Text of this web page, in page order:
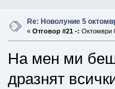
Re: Новолуние 5
« Отговор #21 -: Октомври
На мен ми
дразнят